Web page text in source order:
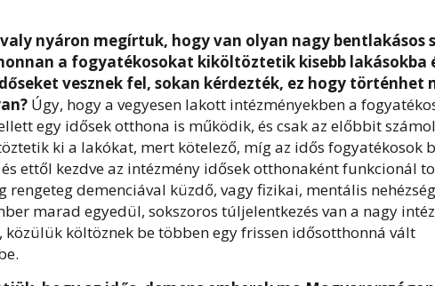
nyáron megírtuk, hogy van olyan nagy bentlakásos
a fogyatékosokat kiköltöztetik kisebb lakásokba
vesznek fel, sokan kérdezték, ez hogy történhet
Úgy, hogy a vegyesen lakott intézményekben a
egy idősek otthona is működik, és csak az előbbit
ki a lakókat, mert kötelező, míg az idős fogyatékosok
ettől kezdve az intézmény idősek otthonaként funkcionál
rengeteg demenciával küzdő, vagy fizikai, mentális
marad egyedül, sokszoros túljelentkezés van a nagy
közülük költöznek be többen egy frissen idősotthonná vált